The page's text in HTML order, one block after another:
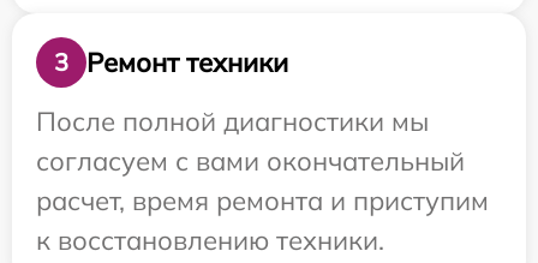
3
Ремонт техники
После полной диагностики мы
согласуем с вами окончательный
расчет, время ремонта и приступим
к восстановлению техники.